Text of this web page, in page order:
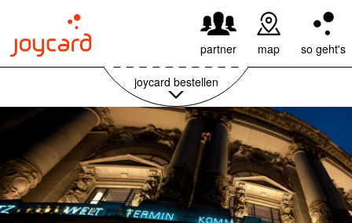
partner map so geht's
59,95€ pro Jahr
joycard bestellen